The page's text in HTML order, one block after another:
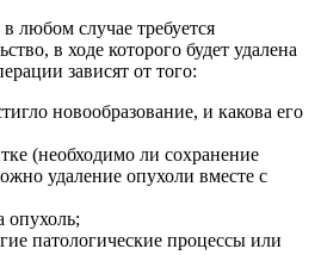
любом случае требуется
в ходе которого будет удалена
зависят от того:
новообразование, и какова его
(необходимо ли сохранение
удаление опухоли вместе с
опухоль;
патологические процессы или